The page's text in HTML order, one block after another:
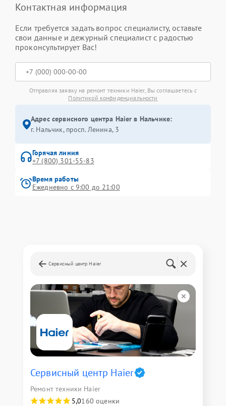
Контактная информация
Если требуется задать вопрос специалисту, оставьте
свои данные и дежурный специалист с радостью
проконсультирует Вас!
Отправляя заявку на ремонт техники Haier, Вы соглашаетесь с
Политикой конфиденциальности
Адрес сервисного центра Haier в Нальчике:
г. Нальчик, просп. Ленина, 3
Горячая линия
+7 (800) 301-55-83
Время работы
Ежедневно с 9:00 до 21:00
Сервисный центр Haier
Сервисный центр Haier
Ремонт техники Haier
5,0160 оценки